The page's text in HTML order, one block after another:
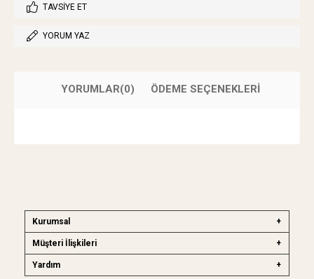
TAVSIYE ET
YORUM YAZ
YORUMLAR(0) ÖDEME SEÇENEKLERI
Kurumsal
Müşteri İlişkileri
Yardım